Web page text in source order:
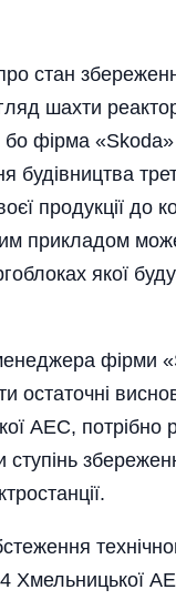
стан
шахти
бо фірма
будівництва
про­дукції до
прикладом
якої
фірми
остаточні
АЕС, потрібно
ступінь
Хмельницької